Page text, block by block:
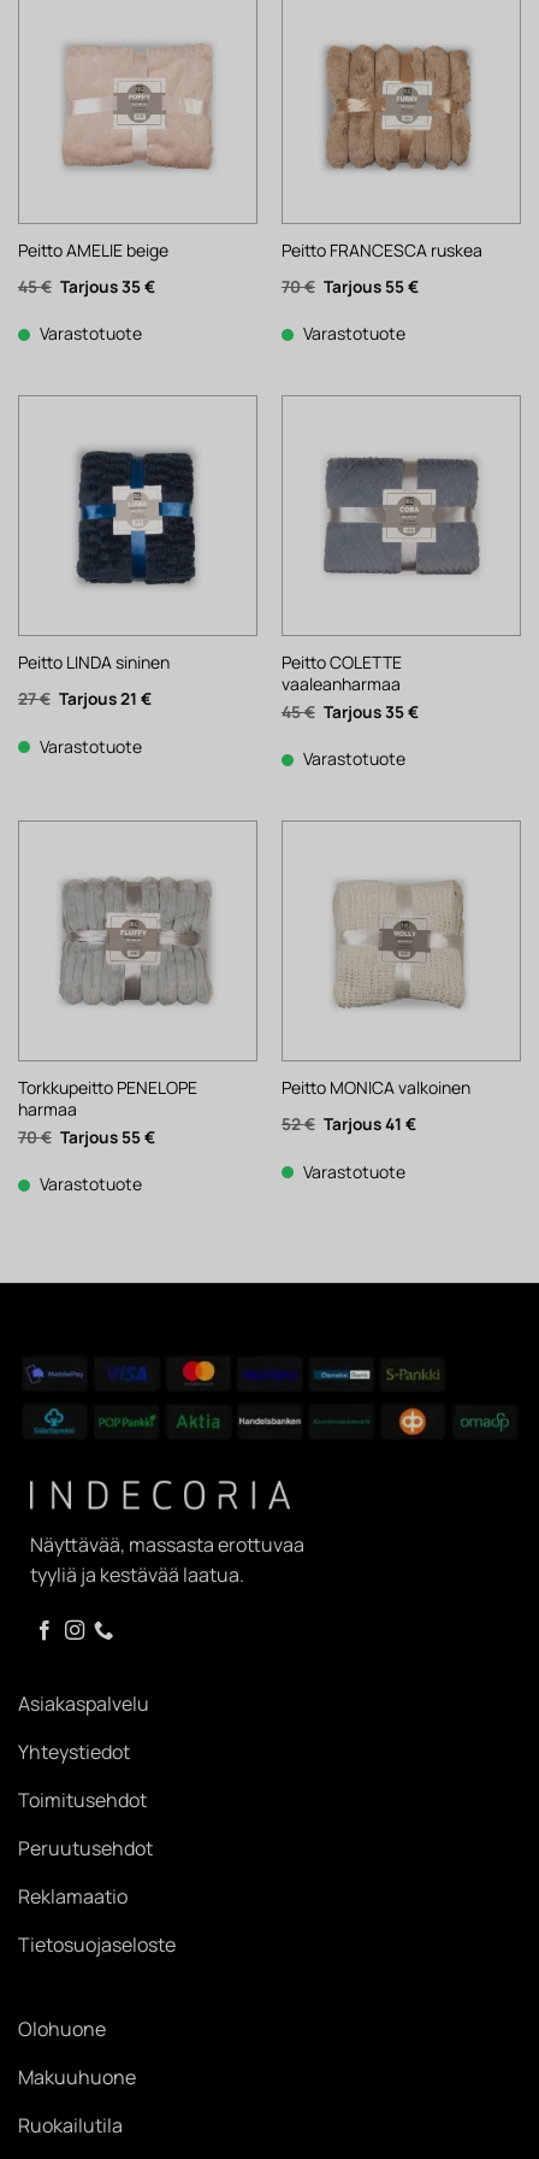
Peitto AMELIE beige
45€ Alkuperäinen
hinta
45 €.
35€Nykyinen
Varastotuote
Peitto FRANCESCA ruskea
70€ Alkuperäinen
hinta
70 €.
55€Nykyinen
Varastotuote
Peitto LINDA sininen
27€ Alkuperäinen
hinta
27 €.
21 €Nykyinen
Varastotuote
Peitto COLETTE
vaaleanharmaa
45€ Alkuperäinen
hinta
45 €.
35€Nykyinen
Varastotuote
Torkkupeitto PENELOPE
harmaa
70€ Alkuperäinen
hinta
70 €.
55€Nykyinen
Varastotuote
Peitto MONICA valkoinen
52€ Alkuperäinen
hinta
52 €.
41 €Nykyinen
Varastotuote
Näyttävää, massasta erottuvaa
tyyliä ja kestävää laatua.
Asiakaspalvelu
Yhteystiedot
Toimitusehdot
Peruutusehdot
Reklamaatio
Tietosuojaseloste
Olohuone
Makuuhuone
Ruokailutila